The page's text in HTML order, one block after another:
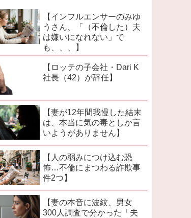
【インフルエンサーのみゆ
うさん、「（不倫した）夫
は嫌いになれない」で
も、、、】
【ロッテの子会社・Dari K
社長（42）が辞任】
【妻が12年間我慢した結末
は、本当に気の毒としか言
いようがありません】
【人の弱みにつけ込む恐
怖…不倫にまつわる詐欺事
件2つ】
【妻の本音に波紋、男女
300人調査で分かった「夫